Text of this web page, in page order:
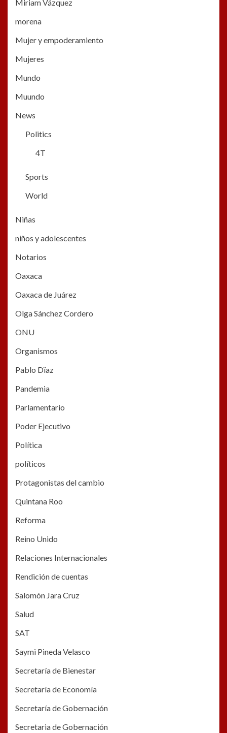
Miriam Vázquez
morena
Mujer y empoderamiento
Mujeres
Mundo
Muundo
News
Politics
4T
Sports
World
Niñas
niños y adolescentes
Notarios
Oaxaca
Oaxaca de Juárez
Olga Sánchez Cordero
ONU
Organismos
Pablo Dïaz
Pandemia
Parlamentario
Poder Ejecutivo
Política
políticos
Protagonistas del cambio
Quintana Roo
Reforma
Reino Unido
Relaciones Internacionales
Rendición de cuentas
Salomón Jara Cruz
Salud
SAT
Saymi Pineda Velasco
Secretaría de Bienestar
Secretaría de Economía
Secretaría de Gobernación
Secretaria de Gobernación